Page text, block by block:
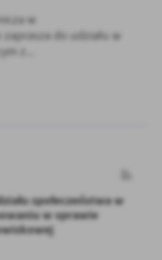
w
zaprasza do udziału w
z...
społeczeństwa w
w sprawie